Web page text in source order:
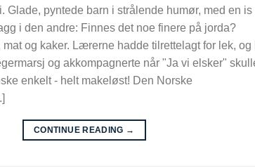
Glade, pyntede barn i strålende humør, med en is
i den andre: Finnes det noe finere på jorda?
mat og kaker. Lærerne hadde tilrettelagt for lek, og
og akkompagnerte når "Ja vi elsker"
enkelt - helt makeløst! Den Norske
CONTINUE READING →